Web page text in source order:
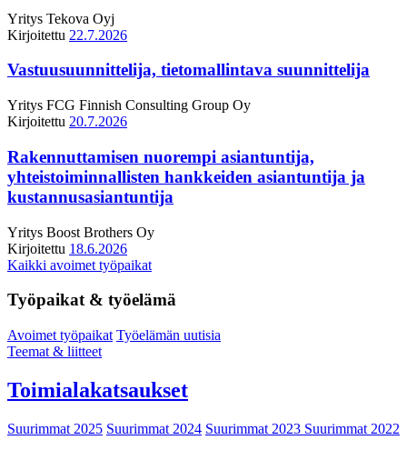
Yritys Tekova Oyj
Kirjoitettu 22.7.2026
Vastuusuunnittelija, tietomallintava suunnittelija
Yritys FCG Finnish Consulting Group Oy
Kirjoitettu 20.7.2026
Rakennuttamisen nuorempi asiantuntija,
yhteistoiminnallisten hankkeiden asiantuntija ja
kustannusasiantuntija
Yritys Boost Brothers Oy
Kirjoitettu 18.6.2026
Kaikki avoimet työpaikat
Työpaikat & työelämä
Avoimet työpaikat Työelämän uutisia
Teemat & liitteet
Toimialakatsaukset
Suurimmat 2025 Suurimmat 2024 Suurimmat 2023 Suurimmat 2022